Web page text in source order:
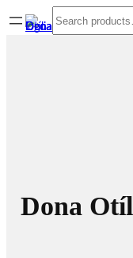
Spring
Search
Dona